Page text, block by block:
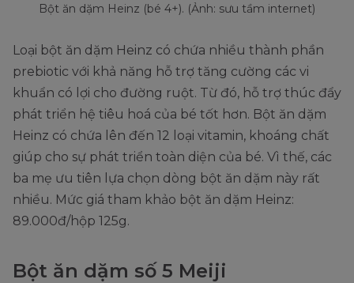
Bột ăn dặm Heinz (bé 4+). (Ảnh: sưu tầm internet)
Loại bột ăn dặm Heinz có chứa nhiều thành phần
prebiotic với khả năng hỗ trợ tăng cường các vi
khuẩn có lợi cho đường ruột. Từ đó, hỗ trợ thúc đẩy
phát triển hệ tiêu hoá của bé tốt hơn. Bột ăn dặm
Heinz có chứa lên đến 12 loại vitamin, khoáng chất
giúp cho sự phát triển toàn diện của bé. Vì thế, các
ba mẹ ưu tiên lựa chọn dòng bột ăn dặm này rất
nhiều. Mức giá tham khảo bột ăn dặm Heinz:
89.000đ/hộp 125g.
Bột ăn dặm số 5 Meiji